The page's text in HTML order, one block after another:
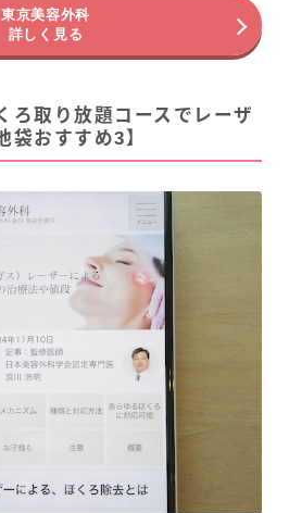
東京美容外科
詳しく見る
ろ取り放題コースでレーザ
袋おすすめ3】